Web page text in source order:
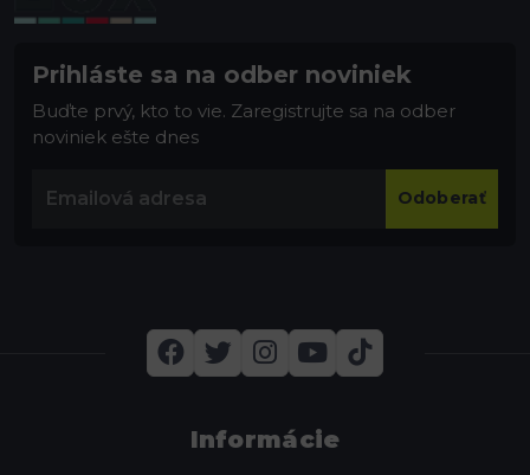
Prihláste sa na odber noviniek
Buďte prvý, kto to vie. Zaregistrujte sa na odber
noviniek ešte dnes
Odoberať
Informácie